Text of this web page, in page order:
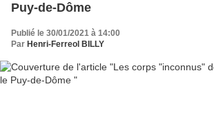
Puy-de-Dôme
Publié le 30/01/2021 à 14:00
Par Henri-Ferreol BILLY